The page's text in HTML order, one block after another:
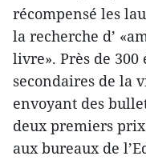
récompensé les
la recherche d’
livre». Près de
secondaires de la
envoyant des
deux premiers
aux bureaux de